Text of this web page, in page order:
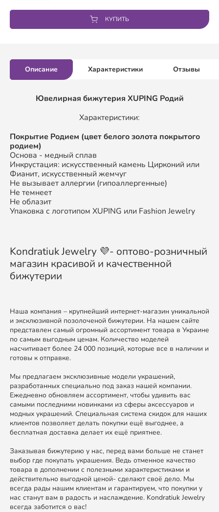
КУПИТЬ
Описание Характеристики Отзывы
Ювелирная бижутерия XUPING Родий
Характеристики:
Покрытие Родием (цвет белого золота покрытого
родием)
Основа - медный сплав
Инкрустация: искусственный камень Цирконий или
Фианит, искусственный жемчуг
Не вызывает аллергии (гипоаллергенные)
Не темнеет
Не облазит
Упаковка с логотипом XUPING или Fashion Jewelry
Kondratiuk Jewelry 💜- оптово-розничный
магазин красивой и качественной
бижутерии
Наша компания – крупнейший интернет-магазин уникальной
и эксклюзивной позолоченой бижутерии. На нашем сайте
представлен самый огромный ассортимент товара в Украине
по самым выгодным ценам. Количество моделей
насчитивает более 24 000 позиций, которые все в наличии и
готовы к отправке.
Мы предлагаем эксклюзивные модели украшений,
разработанных специально под заказ нашей компании.
Ежедневно обновляем ассортимент, чтобы удивить вас
самыми последними новинками из сферы аксессуаров и
модных украшений. Специальная система скидок для наших
клиентов позволяет делать покупки ещё выгоднее, а
бесплатная доставка делает их ещё приятнее.
Заказывая бижутерию у нас, перед вами больше не станет
выбор где покупать украшения. Ведь отменное качество
товара в дополнении с полезными характеристиками и
действительно выгодной ценой- сделают своё дело. Мы
всегда рады нашим клиентам и гарантируем, что покупки у
нас станут вам в радость и наслаждение. Kondratiuk Jewelry
всегда заботится о вас!